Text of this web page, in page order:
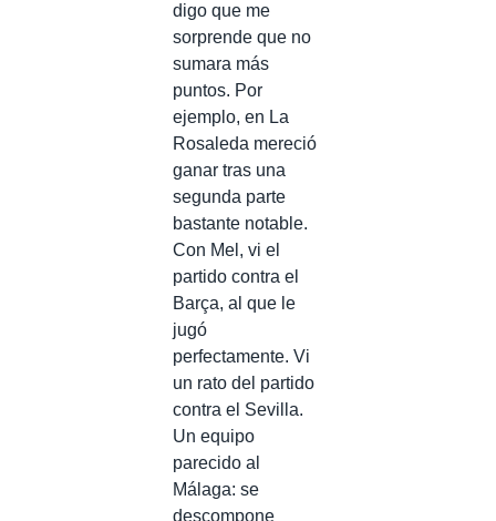
digo que me
sorprende que no
sumara más
puntos. Por
ejemplo, en La
Rosaleda mereció
ganar tras una
segunda parte
bastante notable.
Con Mel, vi el
partido contra el
Barça, al que le
jugó
perfectamente. Vi
un rato del partido
contra el Sevilla.
Un equipo
parecido al
Málaga: se
descompone